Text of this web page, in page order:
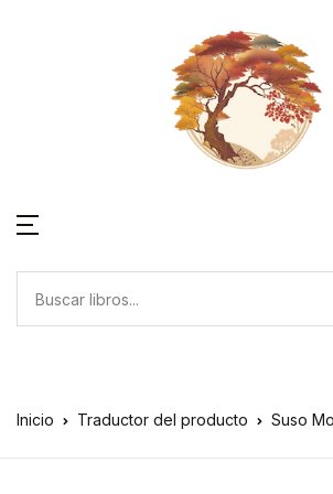
Inicio Traductor del producto Suso